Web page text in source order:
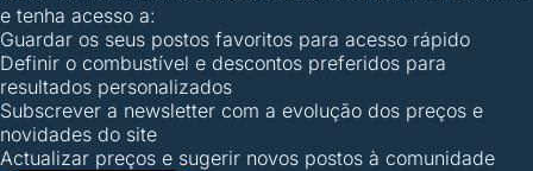
e tenha acesso a:
Guardar os seus postos favoritos para acesso rápido
Definir o combustível e descontos preferidos para
resultados personalizados
Subscrever a newsletter com a evolução dos preços e
novidades do site
Actualizar preços e sugerir novos postos à comunidade